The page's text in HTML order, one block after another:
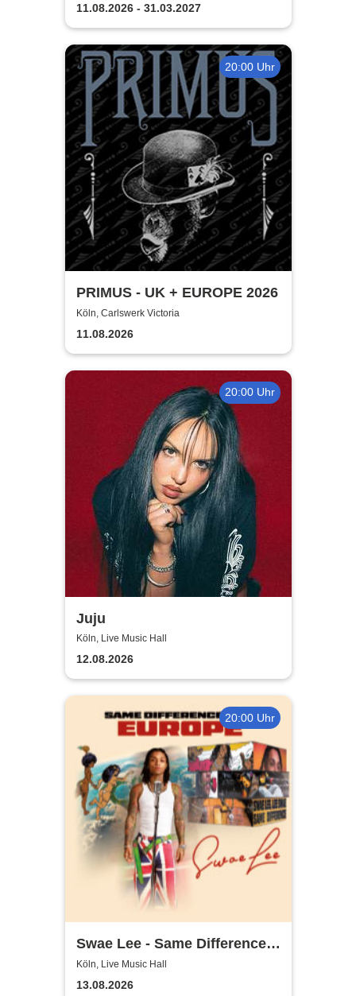
11.08.2026 - 31.03.2027
20:00 Uhr
PRIMUS - UK + EUROPE 2026
Köln, Carlswerk Victoria
11.08.2026
20:00 Uhr
Juju
Köln, Live Music Hall
12.08.2026
20:00 Uhr
Swae Lee - Same Difference
Tour Europe
Köln, Live Music Hall
13.08.2026